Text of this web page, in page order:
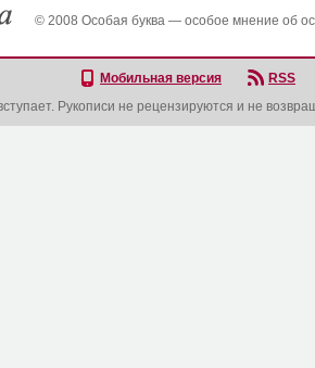
© 2008 Особая буква — особое мнение об
Мобильная версия
RSS
Рукописи не рецензируются и не